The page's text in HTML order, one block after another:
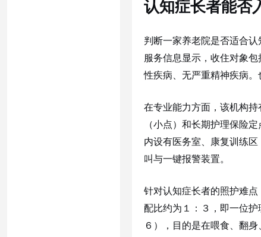
认知症长者能否
判断一家养老院是否适合
服务信息显示，收住对象
性疾病、无严重精神疾病。
在专业能力方面，该机构
（小点）和长期护理保险
内设有医务室、康复训练
叫与一键报警装置。
针对认知症长者的照护难
配比约为１：３，即一位
６），目的是在喂食、翻